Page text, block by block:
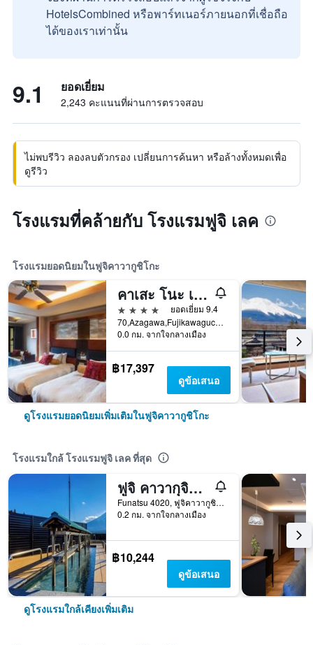
HotelsCombined หรือพาร์ทเนอร์ภายนอกที่เชื่อถือ
ได้ของเราเท่านั้น
9.1 ยอดเยี่ยม
2,243 คะแนนที่ผ่านการตรวจสอบ
ไม่พบรีวิว ลองลบตัวกรอง เปลี่ยนการค้นหา หรือล้างทั้งหมดเพื่อ
ดูรีวิว
โรงแรมที่คล้ายกับ โรงแรมฟูจิ เลค
โรงแรมยอดนิยมในฟูจิคาวากูชิโกะ
คาเสะ โนะ เทอร์เรซ คุคุนะ
4 ดาว
ยอดเยี่ยม 9.4
70,Azagawa,Fujikawaguchiko-cho,Minamitsuru-gun, ฟูจิคาวากูชิโกะ, ญี่ปุ่น
0.0 กม. จากใจกลางเมือง
฿17,397
ดูข้อเสนอ
ดูโรงแรมยอดนิยมเพิ่มเติมในฟูจิคาวากูชิโกะ
โรงแรมใกล้ โรงแรมฟูจิ เลค ที่สุด
ฟูจิ คาวากุจิโกะ ออนเซ็น โคนันโซ
Funatsu 4020, ฟูจิคาวากูชิโกะ, ญี่ปุ่น
0.2 กม. จากใจกลางเมือง
฿10,244
ดูข้อเสนอ
ดูโรงแรมใกล้เคียงเพิ่มเติม